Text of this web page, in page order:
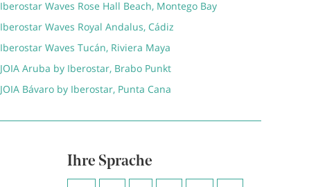
Iberostar Waves Rose Hall Beach, Montego Bay
Iberostar Waves Royal Andalus, Cádiz
Iberostar Waves Tucán, Riviera Maya
JOIA Aruba by Iberostar, Brabo Punkt
JOIA Bávaro by Iberostar, Punta Cana
Ihre Sprache